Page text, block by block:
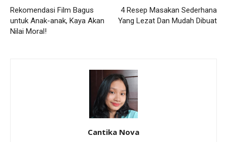
Rekomendasi Film Bagus
untuk Anak-anak, Kaya Akan
Nilai Moral!
4 Resep Masakan Sederhana
Yang Lezat Dan Mudah Dibuat
Cantika Nova